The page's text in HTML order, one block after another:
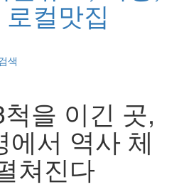
색
을 이긴 곳,
에서 역사 체
쳐진다